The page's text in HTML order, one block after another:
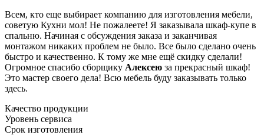
Всем, кто еще выбирает компанию для изготовления мебели,
советую Кухни мол! Не пожалеете! Я заказывала шкаф-купе в
спальню. Начиная с обсуждения заказа и заканчивая
монтажом никаких проблем не было. Все было сделано очень
быстро и качественно. К тому же мне ещё скидку сделали!
Огромное спасибо сборщику Алексею за прекрасный шкаф!
Это мастер своего дела! Всю мебель буду заказывать только
здесь.
Качество продукции
Уровень сервиса
Срок изготовления